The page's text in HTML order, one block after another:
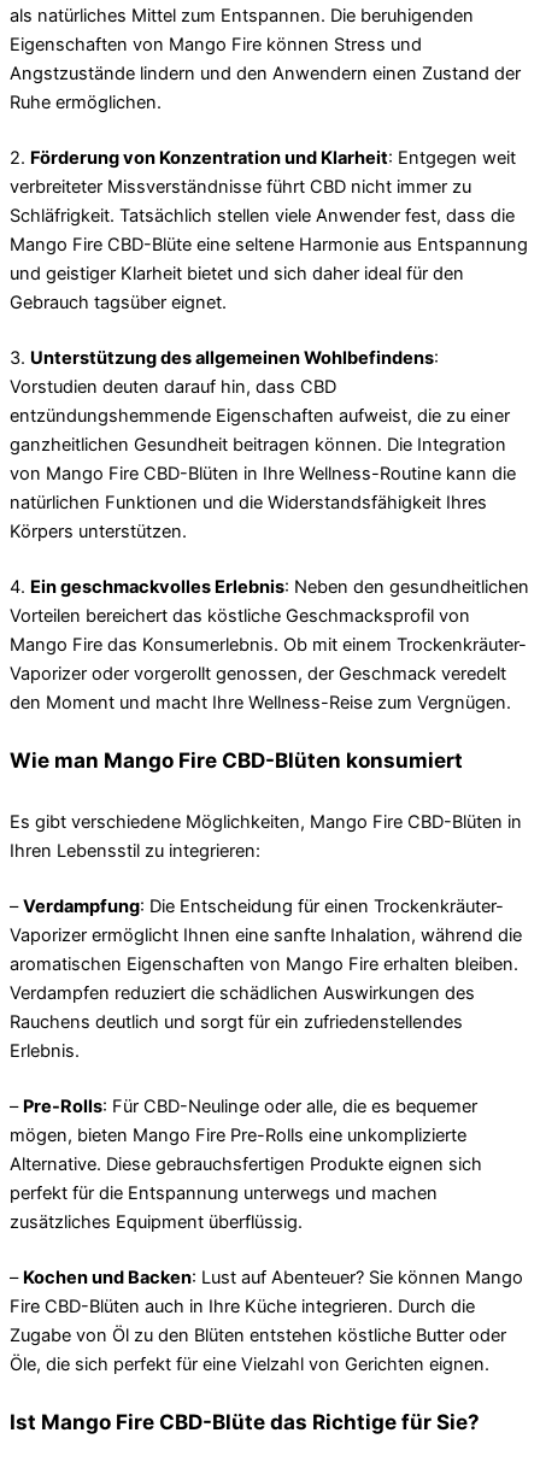
als natürliches Mittel zum Entspannen. Die beruhigenden
Eigenschaften von Mango Fire können Stress und
Angstzustände lindern und den Anwendern einen Zustand der
Ruhe ermöglichen.
2. Förderung von Konzentration und Klarheit: Entgegen weit
verbreiteter Missverständnisse führt CBD nicht immer zu
Schläfrigkeit. Tatsächlich stellen viele Anwender fest, dass die
Mango Fire CBD-Blüte eine seltene Harmonie aus Entspannung
und geistiger Klarheit bietet und sich daher ideal für den
Gebrauch tagsüber eignet.
3. Unterstützung des allgemeinen Wohlbefindens:
Vorstudien deuten darauf hin, dass CBD
entzündungshemmende Eigenschaften aufweist, die zu einer
ganzheitlichen Gesundheit beitragen können. Die Integration
von Mango Fire CBD-Blüten in Ihre Wellness-Routine kann die
natürlichen Funktionen und die Widerstandsfähigkeit Ihres
Körpers unterstützen.
4. Ein geschmackvolles Erlebnis: Neben den gesundheitlichen
Vorteilen bereichert das köstliche Geschmacksprofil von
Mango Fire das Konsumerlebnis. Ob mit einem Trockenkräuter-
Vaporizer oder vorgerollt genossen, der Geschmack veredelt
den Moment und macht Ihre Wellness-Reise zum Vergnügen.
Wie man Mango Fire CBD-Blüten konsumiert
Es gibt verschiedene Möglichkeiten, Mango Fire CBD-Blüten in
Ihren Lebensstil zu integrieren:
–Verdampfung: Die Entscheidung für einen Trockenkräuter-
Vaporizer ermöglicht Ihnen eine sanfte Inhalation, während die
aromatischen Eigenschaften von Mango Fire erhalten bleiben.
Verdampfen reduziert die schädlichen Auswirkungen des
Rauchens deutlich und sorgt für ein zufriedenstellendes
Erlebnis.
– Pre-Rolls: Für CBD-Neulinge oder alle, die es bequemer
mögen, bieten Mango Fire Pre-Rolls eine unkomplizierte
Alternative. Diese gebrauchsfertigen Produkte eignen sich
perfekt für die Entspannung unterwegs und machen
zusätzliches Equipment überflüssig.
– Kochen und Backen: Lust auf Abenteuer? Sie können Mango
Fire CBD-Blüten auch in Ihre Küche integrieren. Durch die
Zugabe von Öl zu den Blüten entstehen köstliche Butter oder
Öle, die sich perfekt für eine Vielzahl von Gerichten eignen.
Ist Mango Fire CBD-Blüte das Richtige für Sie?